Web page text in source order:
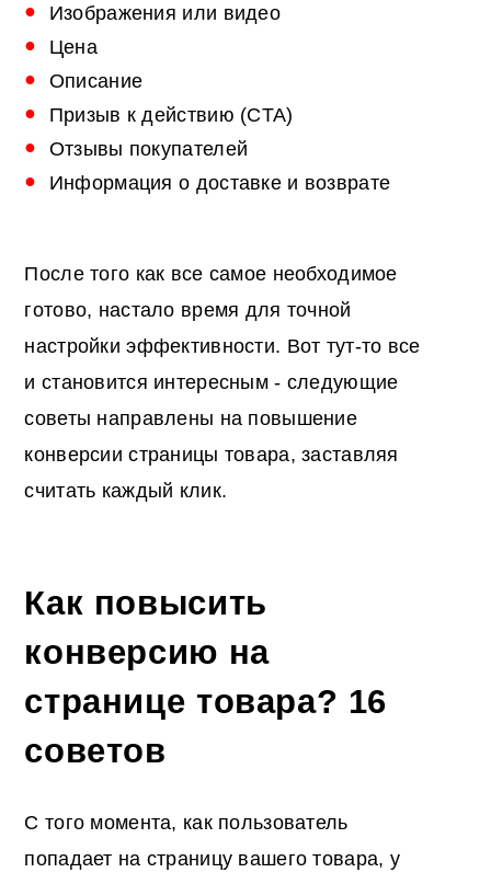
Изображения или видео
Цена
Описание
Призыв к действию (CTA)
Отзывы покупателей
Информация о доставке и возврате
После того как все самое необходимое
готово, настало время для точной
настройки эффективности. Вот тут-то все
и становится интересным - следующие
советы направлены на повышение
конверсии страницы товара, заставляя
считать каждый клик.
Как повысить
конверсию на
странице товара? 16
советов
С того момента, как пользователь
попадает на страницу вашего товара, у